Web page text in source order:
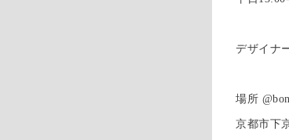
デザイナ
場所
京都市下